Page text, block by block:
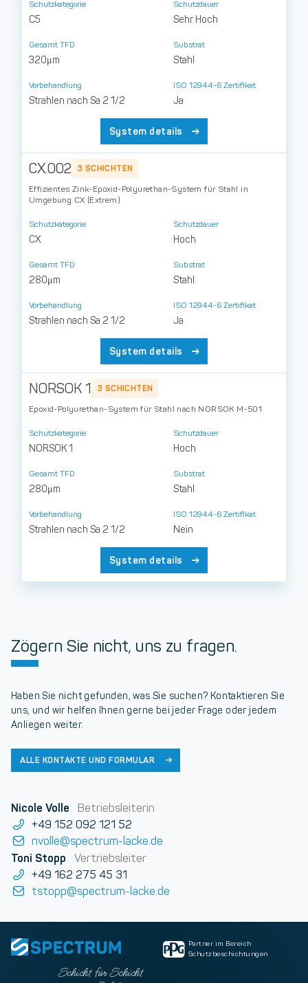
Substrat
Stahl
Vorbehandlung
Strahlen nach Sa 2 1/2
Schutzkategorie
C5
Schutzdauer
Sehr Hoch
ISO 12944-6 Zertifikat
Ja
Gesamt TFD
320μm
System details
CX.002 3 SCHICHTEN
Effizientes Zink-Epoxid-Polyurethan-System für Stahl in
Umgebung CX (Extrem)
Substrat
Stahl
Vorbehandlung
Strahlen nach Sa 2 1/2
Schutzkategorie
CX
Schutzdauer
Hoch
ISO 12944-6 Zertifikat
Ja
Gesamt TFD
280μm
System details
NORSOK 1
3 SCHICHTEN
Epoxid-Polyurethan-System für Stahl nach NORSOK M-501
Substrat
Stahl
Vorbehandlung
Strahlen nach Sa 2 1/2
Schutzkategorie
NORSOK 1
Schutzdauer
Hoch
ISO 12944-6 Zertifikat
Nein
Gesamt TFD
280μm
System details
Zögern Sie nicht, uns zu fragen.
Haben Sie nicht gefunden, was Sie suchen? Kontaktieren Sie
uns, und wir helfen Ihnen gerne bei jeder Frage oder jedem
Anliegen weiter.
ALLE KONTAKTE UND FORMULAR
Nicole Volle
Betriebsleiterin
+49 152 092 121 52
nvolle@spectrum-lacke.de
Toni Stopp
Vertriebsleiter
+49 162 275 45 31
tstopp@spectrum-lacke.de
Schicht für Schicht
Partner im Bereich
Schutzbeschichtungen